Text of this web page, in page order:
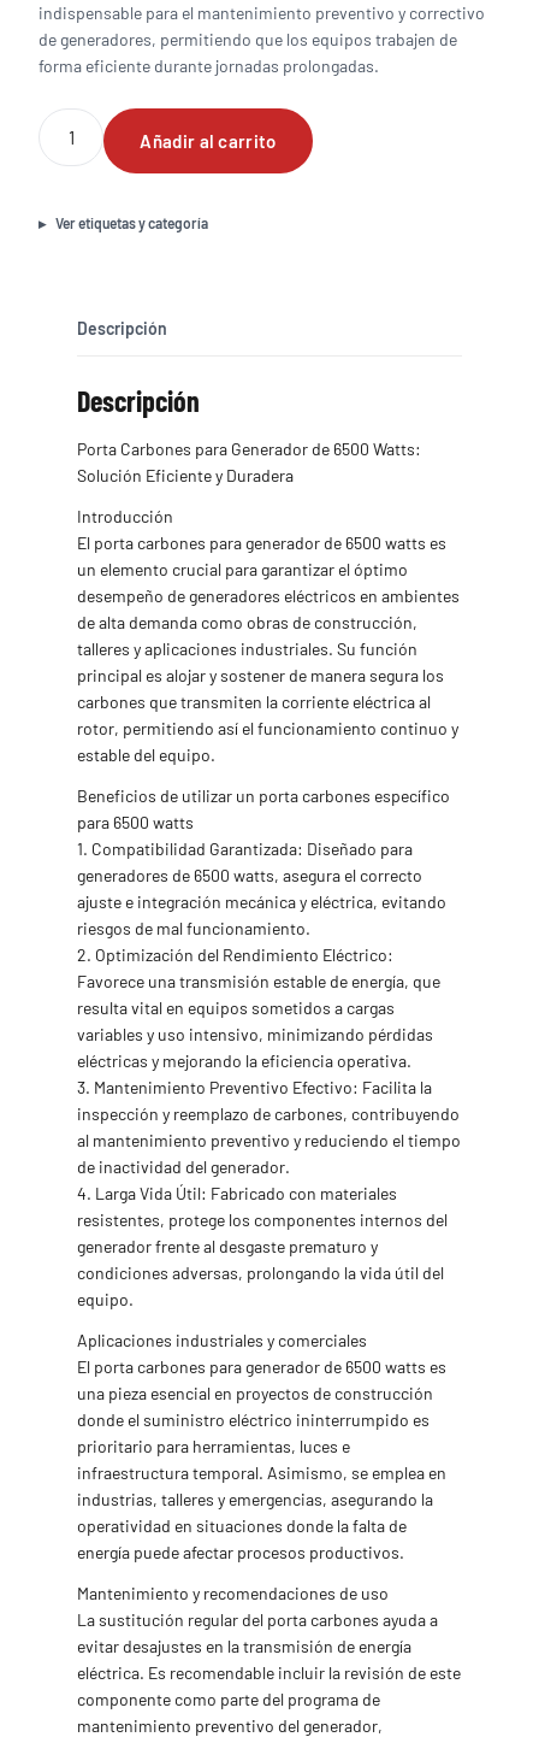
indispensable para el mantenimiento preventivo y correctivo
de generadores, permitiendo que los equipos trabajen de
forma eficiente durante jornadas prolongadas.
Porta
carbones
para
de
Añadir al carrito
Ver etiquetas y categoría
Descripción
Descripción
Porta Carbones para Generador de 6500 Watts:
Solución Eficiente y Duradera
Introducción
El porta carbones para generador de 6500 watts es
un elemento crucial para garantizar el óptimo
desempeño de generadores eléctricos en ambientes
de alta demanda como obras de construcción,
talleres y aplicaciones industriales. Su función
principal es alojar y sostener de manera segura los
carbones que transmiten la corriente eléctrica al
rotor, permitiendo así el funcionamiento continuo y
estable del equipo.
Beneficios de utilizar un porta carbones específico
para 6500 watts
1. Compatibilidad Garantizada: Diseñado para
generadores de 6500 watts, asegura el correcto
ajuste e integración mecánica y eléctrica, evitando
riesgos de mal funcionamiento.
2. Optimización del Rendimiento Eléctrico:
Favorece una transmisión estable de energía, que
resulta vital en equipos sometidos a cargas
variables y uso intensivo, minimizando pérdidas
eléctricas y mejorando la eficiencia operativa.
3. Mantenimiento Preventivo Efectivo: Facilita la
inspección y reemplazo de carbones, contribuyendo
al mantenimiento preventivo y reduciendo el tiempo
de inactividad del generador.
4. Larga Vida Útil: Fabricado con materiales
resistentes, protege los componentes internos del
generador frente al desgaste prematuro y
condiciones adversas, prolongando la vida útil del
equipo.
Aplicaciones industriales y comerciales
El porta carbones para generador de 6500 watts es
una pieza esencial en proyectos de construcción
donde el suministro eléctrico ininterrumpido es
prioritario para herramientas, luces e
infraestructura temporal. Asimismo, se emplea en
industrias, talleres y emergencias, asegurando la
operatividad en situaciones donde la falta de
energía puede afectar procesos productivos.
Mantenimiento y recomendaciones de uso
La sustitución regular del porta carbones ayuda a
evitar desajustes en la transmisión de energía
eléctrica. Es recomendable incluir la revisión de este
componente como parte del programa de
mantenimiento preventivo del generador,